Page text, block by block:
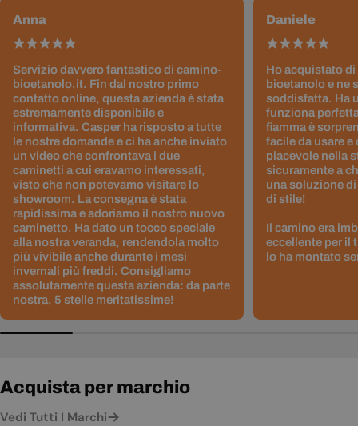
Anna
Servizio davvero fantastico di camino-
bioetanolo.it. Fin dal nostro primo
contatto online, questa azienda è stata
estremamente disponibile e
informativa. Casper ha risposto a tutte
le nostre domande e ci ha anche inviato
un video che confrontava i due
caminetti a cui eravamo interessati,
visto che non potevamo visitare lo
showroom. La consegna è stata
rapidissima e adoriamo il nostro nuovo
caminetto. Ha dato un tocco speciale
alla nostra veranda, rendendola molto
più vivibile anche durante i mesi
invernali più freddi. Consigliamo
assolutamente questa azienda: da parte
nostra, 5 stelle meritatissime!
Daniele
Ho acquistato di
bioetanolo e ne
soddisfatta. Ha
funziona
fiamma è
facile da usare e
piacevole nella
sicuramente a
una soluzione
di stile!
Il camino era
eccellente per il
lo ha montato
Acquista per marchio
Vedi Tutti I Marchi